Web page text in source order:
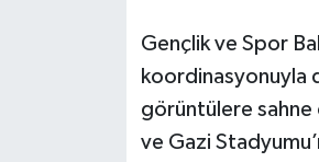
Gençlik ve Spor
koordinasyonuyla
görüntülere sahne
ve Gazi
Karadeniz Haberleri
Ulusal Haberler